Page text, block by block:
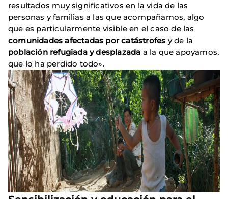
resultados muy significativos en la vida de las
personas y familias a las que acompañamos, algo
que es particularmente visible en el caso de las
comunidades afectadas por catástrofes y de la
población refugiada y desplazada a la que apoyamos,
que lo ha perdido todo».